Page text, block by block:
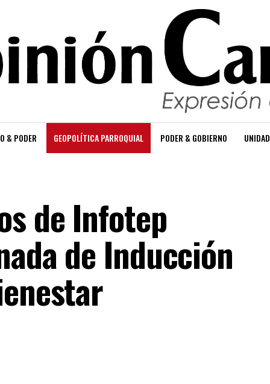
& PODER GEOPOLÍTICA PARROQUIAL PODER & GOBIERNO
de Infotep
de Inducción